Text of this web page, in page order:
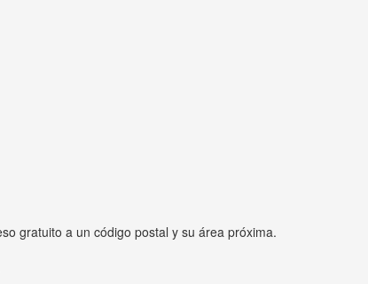
gratuito a un código postal y su área próxima.